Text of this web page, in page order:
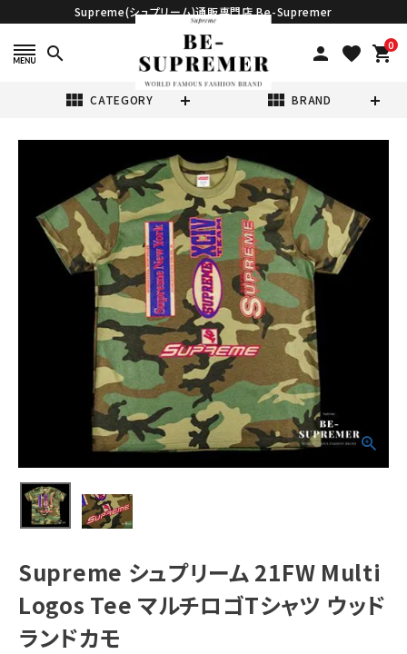
Supreme(シュプリーム)通販専門店 Be-Supremer
search person favorite 0
shopping_cart
view_module CATEGORY view_module BRAND
NEW ITEMS
CATEGORY
Tシャツ・ロングスリーブ
ジャケット・アウター
キャップ・ハット
Supreme シュプリーム 21FW Multi
Logos Tee マルチロゴTシャツ ウッド
ランドカモ